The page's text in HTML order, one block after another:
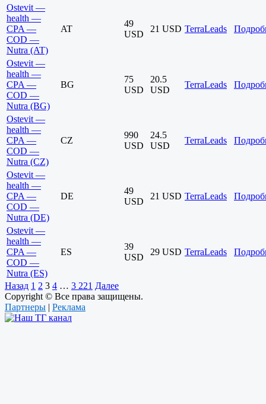
Ostevit —
health —
CPA —
COD —
Nutra (AT)
AT
49
USD
21 USD TerraLeads
Ostevit —
health —
CPA —
COD —
Nutra (BG)
BG
75
USD
20.5
USD
TerraLeads
Ostevit —
health —
CPA —
COD —
Nutra (CZ)
CZ
990
USD
24.5
USD
TerraLeads
Ostevit —
health —
CPA —
COD —
Nutra (DE)
DE
49
USD
21 USD TerraLeads
Ostevit —
health —
CPA —
COD —
Nutra (ES)
ES
39
USD
29 USD TerraLeads
Назад 1 2 3 4 … 3 221 Далее
Copyright © Все права защищены.
Партнеры | Реклама